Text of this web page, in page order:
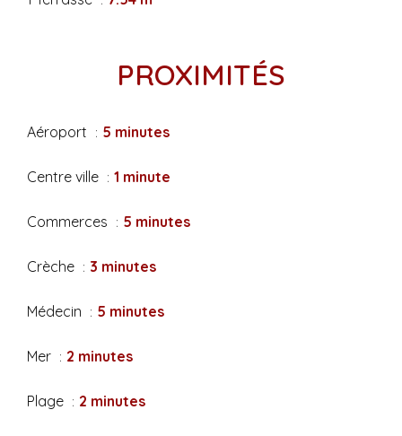
PROXIMITÉS
Aéroport 5 minutes
Centre ville 1 minute
Commerces 5 minutes
Crèche 3 minutes
Médecin 5 minutes
Mer 2 minutes
Plage 2 minutes